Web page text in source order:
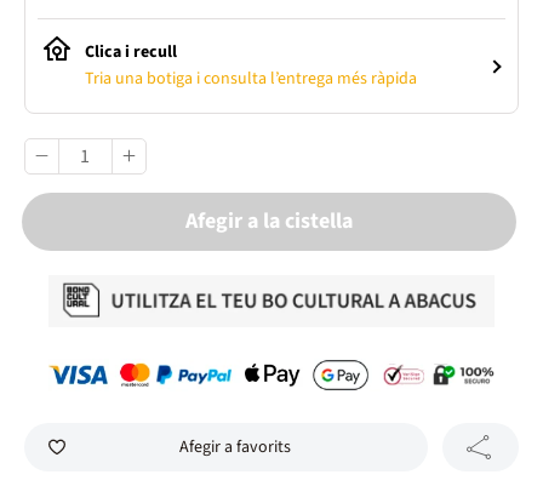
Clica i recull
Tria una botiga i consulta l’entrega més ràpida
Afegir a la cistella
Afegir a favorits